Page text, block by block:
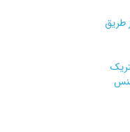
دو زیمنس 1200 از طریق